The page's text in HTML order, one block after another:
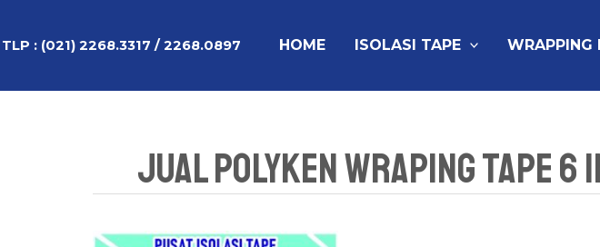
konten
TLP : (021) 2268.3317 / 2268.0897 HOME ISOLASI TAPE WRAPPING
Jual Polyken Wraping Tape 6